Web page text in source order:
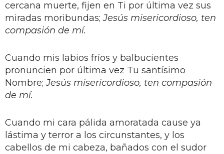
cercana muerte, fijen en Ti por última vez sus
miradas moribundas;Jesús misericordioso, ten
compasión de mí.
Cuando mis labios fríos y balbucientes
pronuncien por última vez Tu santísimo
Nombre;Jesús misericordioso, ten compasión
de mí.
Cuando mi cara pálida amoratada cause ya
lástima y terror a los circunstantes, y los
cabellos de mi cabeza, bañados con el sudor